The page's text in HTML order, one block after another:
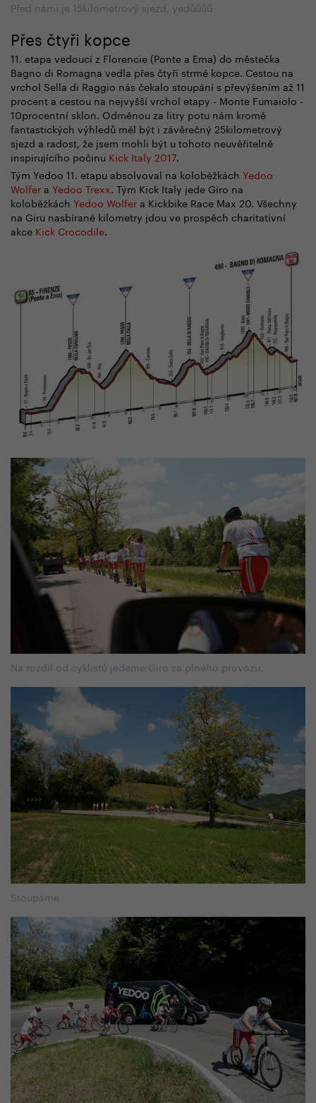
Před námi je 15kilometrový sjezd, yedůůůů
Přes čtyři kopce
11. etapa vedoucí z Florencie (Ponte a Ema) do městečka
Bagno di Romagna vedla přes čtyři strmé kopce. Cestou na
vrchol Sella di Raggio nás čekalo stoupání s převýšením až 11
procent a cestou na nejvyšší vrchol etapy - Monte Fumaiolo -
10procentní sklon. Odměnou za litry potu nám kromě
fantastických výhledů měl být i závěrečný 25kilometrový
sjezd a radost, že jsem mohli být u tohoto neuvěřitelně
inspirujícího počinu Kick Italy 2017.
Tým Yedoo 11. etapu absolvoval na koloběžkách Yedoo
Wolfera Yedoo Trexx. Tým Kick Italy jede Giro na
koloběžkách Yedoo Wolfera Kickbike Race Max 20. Všechny
na Giru nasbírané kilometry jdou ve prospěch charitativní
akce Kick Crocodile.
Na rozdíl od cyklistů jedeme Giro za plného provozu.
Stoupáme